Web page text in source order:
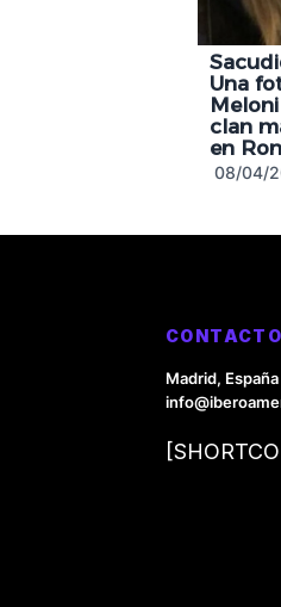
Una
clan
en
08/04/
CONTACTO
Madrid, España